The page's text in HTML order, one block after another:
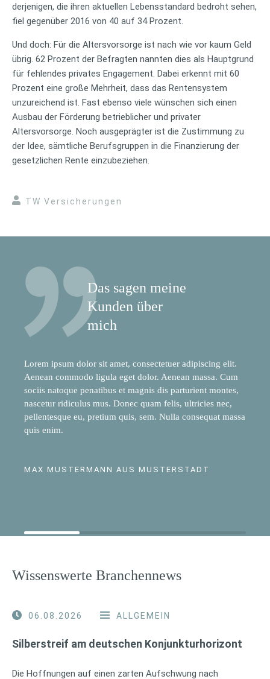
derjenigen, die ihren aktuellen Lebensstandard bedroht sehen,
fiel gegenüber 2016 von 40 auf 34 Prozent.
Und doch: Für die Altersvorsorge ist nach wie vor kaum Geld
übrig. 62 Prozent der Befragten nannten dies als Hauptgrund
für fehlendes privates Engagement. Dabei erkennt mit 60
Prozent eine große Mehrheit, dass das Rentensystem
unzureichend ist. Fast ebenso viele wünschen sich einen
Ausbau der Förderung betrieblicher und privater
Altersvorsorge. Noch ausgeprägter ist die Zustimmung zu
der Idee, sämtliche Berufsgruppen in die Finanzierung der
gesetzlichen Rente einzubeziehen.
TW Versicherungen
Das sagen meine
Kunden über
mich
Lorem ipsum dolor sit amet, consectetuer adipiscing elit.
Aenean commodo ligula eget dolor. Aenean massa. Cum
sociis natoque penatibus et magnis dis parturient montes,
nascetur ridiculus mus. Donec quam felis, ultricies nec,
pellentesque eu, pretium quis, sem. Nulla consequat massa
quis enim.
MAX MUSTERMANN AUS MUSTERSTADT
Wissenswerte Branchennews
06.08.2026 ALLGEMEIN
Silberstreif am deutschen Konjunkturhorizont
Die Hoffnungen auf einen zarten Aufschwung nach